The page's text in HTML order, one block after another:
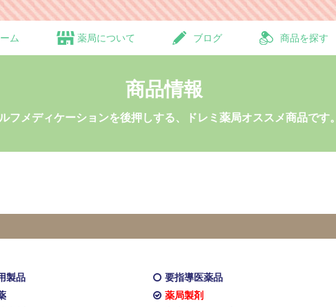
ム 薬局について ブログ 商品を探す
商品情報
フメディケーションを後押しする、ドレミ薬局オススメ商品です。
製品
要指導医薬品
薬局製剤